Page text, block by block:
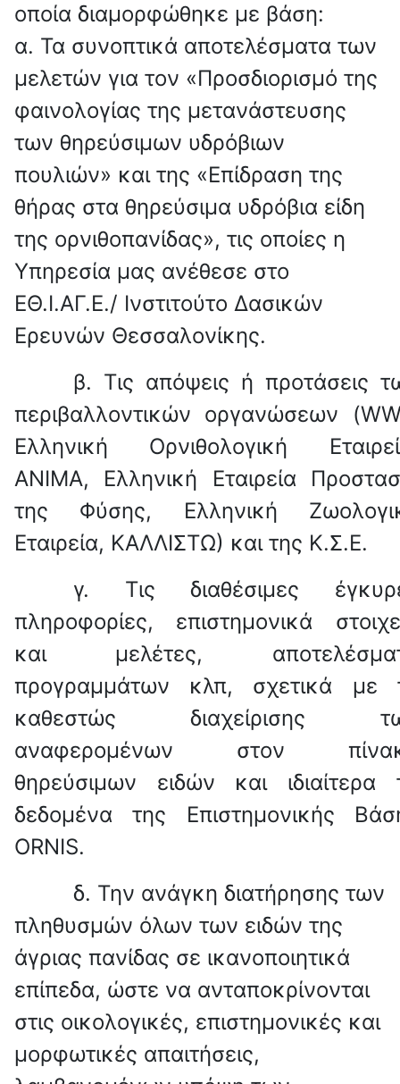
οποία διαμορφώθηκε με βάση:
α. Τα συνοπτικά αποτελέσματα των
μελετών για τον «Προσδιορισμό της
φαινολογίας της μετανάστευσης
των θηρεύσιμων υδρόβιων
πουλιών» και της «Επίδραση της
θήρας στα θηρεύσιμα υδρόβια είδη
της ορνιθοπανίδας», τις οποίες η
Υπηρεσία μας ανέθεσε στο
ΕΘ.Ι.ΑΓ.Ε./ Ινστιτούτο Δασικών
Ερευνών Θεσσαλονίκης.
β. Τις απόψεις ή προτάσεις
περιβαλλοντικών οργανώσεων (
Ελληνική Ορνιθολογική
ΑΝΙΜΑ, Ελληνική Εταιρεία
της Φύσης, Ελληνική
Εταιρεία, ΚΑΛΛΙΣΤΩ) και της Κ.Σ.Ε.
γ. Τις διαθέσιμες
πληροφορίες, επιστημονικά
και μελέτες,
προγραμμάτων κλπ, σχετικά με
καθεστώς διαχείρισης
αναφερομένων στον
θηρεύσιμων ειδών και ιδιαίτερα
δεδομένα της Επιστημονικής
ORNIS.
δ. Την ανάγκη διατήρησης των
πληθυσμών όλων των ειδών της
άγριας πανίδας σε ικανοποιητικά
επίπεδα, ώστε να ανταποκρίνονται
στις οικολογικές, επιστημονικές και
μορφωτικές απαιτήσεις,